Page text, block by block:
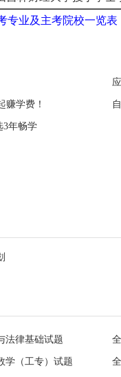
专业及主考院校一览表
赚学费！
3年畅学
法律基础试题
学（工专）试题